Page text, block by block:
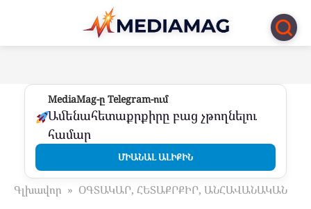
Перейти
контенту
MediaMag-ը Telegram-ում
Ամենահետաքրքիրը բաց չթողնելու
համար
ՄԻԱՆԱԼ ԱԼԻՔԻՆ
Գլխավոր » ՕԳՏԱԿԱՐ, ՀԵՏԱՔՐՔԻՐ, ԱՆՀԱՎԱՆԱԿԱՆ